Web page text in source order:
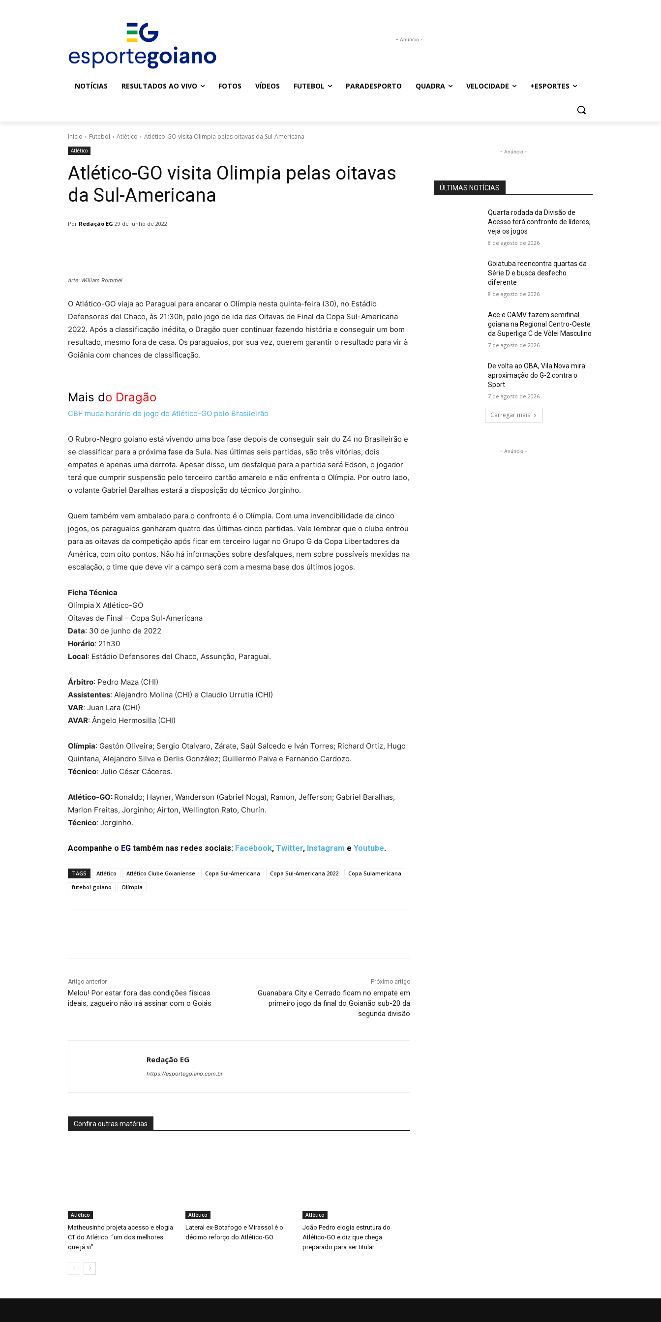
- Anúncio -
NOTÍCIAS RESULTADOS AO VIVO FOTOS VÍDEOS FUTEBOL PARADESPORTO QUADRA VELOCIDADE +ESPORTES
Início Futebol Atlético Atlético-GO visita Olimpia pelas oitavas da Sul-Americana
Atlético
Atlético-GO visita Olimpia pelas oitavas
da Sul-Americana
Por Redação EG 29 de junho de 2022
Arte: William Rommel
O Atlético-GO viaja ao Paraguai para encarar o Olímpia nesta quinta-feira (30), no Estádio
Defensores del Chaco, às 21:30h, pelo jogo de ida das Oitavas de Final da Copa Sul-Americana
2022. Após a classificação inédita, o Dragão quer continuar fazendo história e conseguir um bom
resultado, mesmo fora de casa. Os paraguaios, por sua vez, querem garantir o resultado para vir à
Goiânia com chances de classificação.
Mais do Dragão
CBF muda horário de jogo do Atlético-GO pelo Brasileirão
O Rubro-Negro goiano está vivendo uma boa fase depois de conseguir sair do Z4 no Brasileirão e
se classificar para a próxima fase da Sula. Nas últimas seis partidas, são três vitórias, dois
empates e apenas uma derrota. Apesar disso, um desfalque para a partida será Edson, o jogador
terá que cumprir suspensão pelo terceiro cartão amarelo e não enfrenta o Olímpia. Por outro lado,
o volante Gabriel Baralhas estará a disposição do técnico Jorginho.
Quem também vem embalado para o confronto é o Olímpia. Com uma invencibilidade de cinco
jogos, os paraguaios ganharam quatro das últimas cinco partidas. Vale lembrar que o clube entrou
para as oitavas da competição após ficar em terceiro lugar no Grupo G da Copa Libertadores da
América, com oito pontos. Não há informações sobre desfalques, nem sobre possíveis mexidas na
escalação, o time que deve vir a campo será com a mesma base dos últimos jogos.
Ficha Técnica
Olímpia X Atlético-GO
Oitavas de Final – Copa Sul-Americana
Data: 30 de junho de 2022
Horário: 21h30
Local: Estádio Defensores del Chaco, Assunção, Paraguai.
Árbitro: Pedro Maza (CHI)
Assistentes: Alejandro Molina (CHI) e Claudio Urrutia (CHI)
VAR: Juan Lara (CHI)
AVAR: Ângelo Hermosilla (CHI)
Olímpia: Gastón Oliveira; Sergio Otalvaro, Zárate, Saúl Salcedo e Iván Torres; Richard Ortiz, Hugo
Quintana, Alejandro Silva e Derlis González; Guillermo Paiva e Fernando Cardozo.
Técnico: Julio César Cáceres.
Atlético-GO: Ronaldo; Hayner, Wanderson (Gabriel Noga), Ramon, Jefferson; Gabriel Baralhas,
Marlon Freitas, Jorginho; Airton, Wellington Rato, Churín.
Técnico: Jorginho.
Acompanhe o EG também nas redes sociais: Facebook, Twitter, Instagram e Youtube.
TAGS Atlético Atlético Clube Goianiense Copa Sul-Americana Copa Sul-Americana 2022
Copa Sulamericana
futebol goiano
Olímpia
Artigo anterior
Melou! Por estar fora das condições físicas
ideais, zagueiro não irá assinar com o Goiás
Próximo artigo
Guanabara City e Cerrado ficam no empate em
primeiro jogo da final do Goianão sub-20 da
segunda divisão
Redação EG
https://esportegoiano.com.br
Confira outras matérias
Atlético
Matheusinho projeta acesso e elogia
CT do Atlético: “um dos melhores
que já vi”
Atlético
Lateral ex-Botafogo e Mirassol é o
décimo reforço do Atlético-GO
Atlético
João Pedro elogia estrutura do
Atlético-GO e diz que chega
preparado para ser titular
- Anúncio -
ÚLTIMAS NOTÍCIAS
Quarta rodada da Divisão de
Acesso terá confronto de líderes;
veja os jogos
8 de agosto de 2026
Goiatuba reencontra quartas da
Série D e busca desfecho
diferente
8 de agosto de 2026
Ace e CAMV fazem semifinal
goiana na Regional Centro-Oeste
da Superliga C de Vôlei Masculino
7 de agosto de 2026
De volta ao OBA, Vila Nova mira
aproximação do G-2 contra o
Sport
7 de agosto de 2026
Carregar mais
- Anúncio -